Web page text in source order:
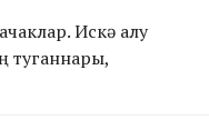
Искә алу
туганнары,